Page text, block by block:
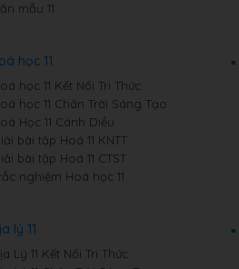
mẫu 11
học 11
học 11 Kết Nối Tri Thức
học 11 Chân Trời Sáng Tạo
Học 11 Cánh Diều
bài tập Hoá 11 KNTT
bài tập Hoá 11 CTST
nghiệm Hoá học 11
lý 11
Lý 11 Kết Nối Tri Thức